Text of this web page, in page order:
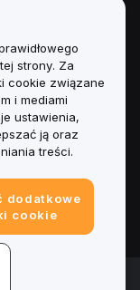
strony. Za
cookie związane
i mediami
ustawienia,
ją oraz
treści.
dodatkowe
cookie